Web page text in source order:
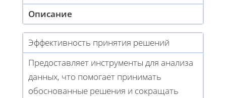
Описание
Эффективность принятия решений
Предоставляет инструменты для анализа
данных, что помогает принимать
обоснованные решения и сокращать